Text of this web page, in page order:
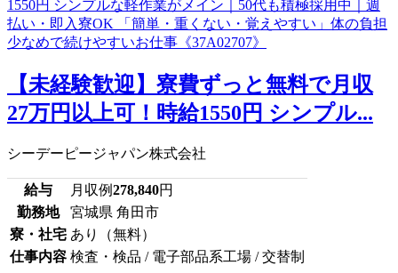
【未経験歓迎】寮費ずっと無料で月収
27万円以上可！時給1550円 シンプル...
シーデーピージャパン株式会社
給与 月収例278,840円
勤務地
宮城県 角田市
寮・社宅 あり（無料）
仕事内容 検査・検品 / 電子部品系工場 / 交替制